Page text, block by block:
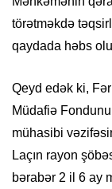
törətməkdə
qaydada həbs
Qeyd edək ki,
Müdafiə
mühasibi
Laçın rayon
bərabər 2 il 6 ay